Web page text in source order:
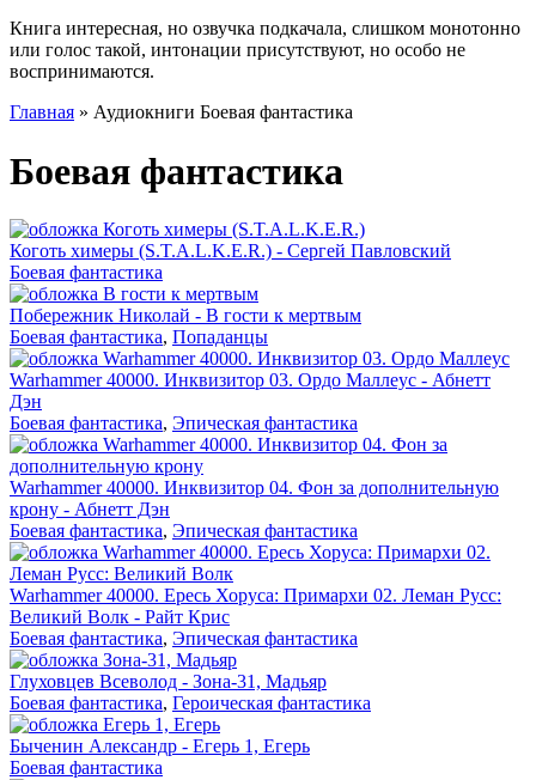
Книга интересная, но озвучка подкачала, слишком монотонно
или голос такой, интонации присутствуют, но особо не
воспринимаются.
Главная » Аудиокниги Боевая фантастика
Боевая фантастика
Коготь химеры (S.T.A.L.K.E.R.) - Сергей Павловский
Боевая фантастика
Побережник Николай - В гости к мертвым
Боевая фантастика, Попаданцы
Warhammer 40000. Инквизитор 03. Ордо Маллеус - Абнетт
Дэн
Боевая фантастика, Эпическая фантастика
Warhammer 40000. Инквизитор 04. Фон за дополнительную
крону - Абнетт Дэн
Боевая фантастика, Эпическая фантастика
Warhammer 40000. Ересь Хоруса: Примархи 02. Леман Русс:
Великий Волк - Райт Крис
Боевая фантастика, Эпическая фантастика
Глуховцев Всеволод - Зона-31, Мадьяр
Боевая фантастика, Героическая фантастика
Быченин Александр - Егерь 1, Егерь
Боевая фантастика